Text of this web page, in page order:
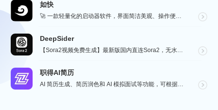
如快
🚀 一款轻量化的启动器软件，界面简洁美观、操作便捷，并且支持插件开发。支持全键盘操作。开发者目前处于...
DeepSider
【Sora2视频免费生成】最新版国内直连Sora2，无水印免费使用，无需邀请码，一键生成大片，人物自...
职得AI简历
AI 简历生成、简历润色和 AI 模拟面试等功能，可根据指定的求职岗位，一键快速生成高匹配的简历内容...